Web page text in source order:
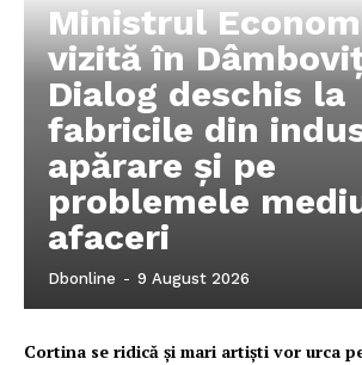
Ministrul
vizită în
Dialog deschis la
fabricile din
apărare și pe
problemele
afaceri
Dbonline - 9 August 2026
Cortina se ridică și mari artiști vor urca